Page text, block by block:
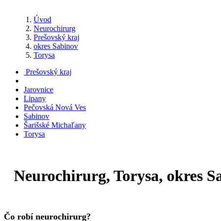
Úvod
Neurochirurg
Prešovský kraj
okres Sabinov
Torysa
Prešovský kraj
Jarovnice
Lipany
Pečovská Nová Ves
Sabinov
Šarišské Michaľany
Torysa
Neurochirurg, Torysa, okres
Čo robí neurochirurg?